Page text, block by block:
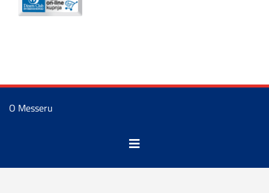
O Messeru